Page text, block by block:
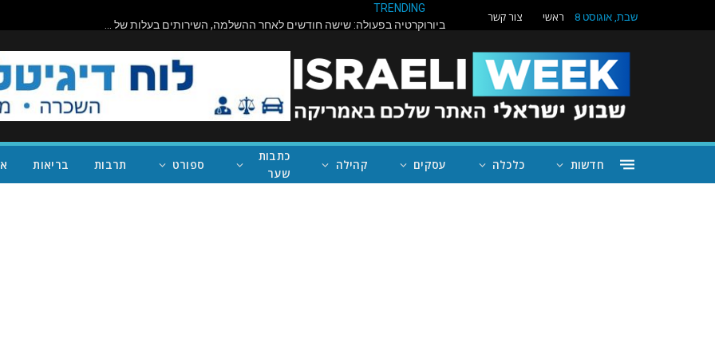
שבת, אוגוסט 8 ראשי צור קשר
TRENDING
ביורוקרטיה בפעולה: שישה חודשים לאחר ההשלמה, השירותים בעלות של מיליון דולר בראניון קניון – במחוז של נית'יה ראמן – עדיין סגורים
חדשות כלכלה עסקים קהילה
כתבות
שער
ספורט תרבות בריאות